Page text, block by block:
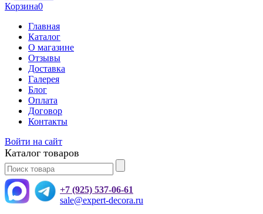
Корзина0
Главная
Каталог
О магазине
Отзывы
Доставка
Галерея
Блог
Оплата
Договор
Контакты
Войти на сайт
Каталог товаров
+7 (925) 537-06-61
sale@expert-decora.ru